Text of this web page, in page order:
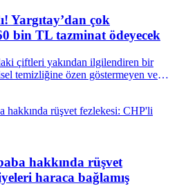
Yargıtay’dan çok
bin TL tazminat ödeyecek
çiftleri yakından ilgilendiren bir
temizliğine özen göstermeyen ve
bin lira tazminata hükmeden Aile
hakkında rüşvet
haraca bağlamış